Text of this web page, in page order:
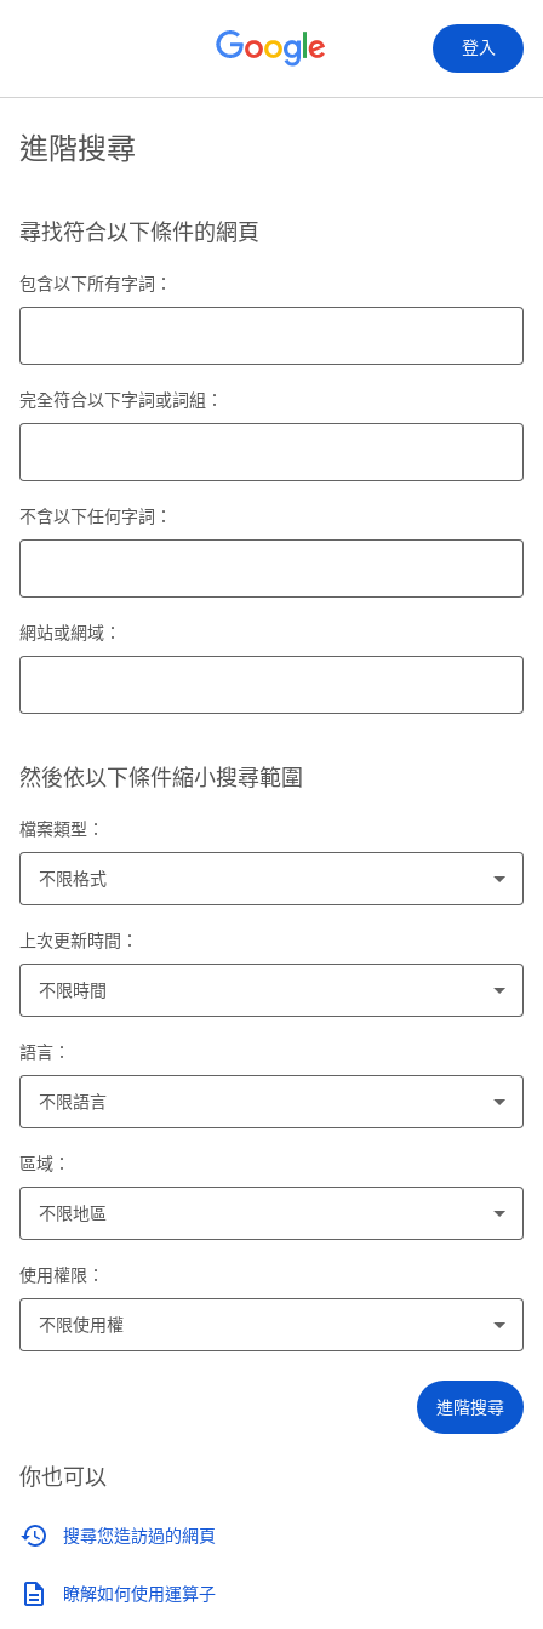
登入
進階搜尋
尋找符合以下條件的網頁
包含以下所有字詞：
完全符合以下字詞或詞組：
不含以下任何字詞：
網站或網域：
然後依以下條件縮小搜尋範圍
檔案類型：
不限格式
上次更新時間：
不限時間
語言：
不限語言
區域：
不限地區
使用權限：
不限使用權
進階搜尋
你也可以
搜尋您造訪過的網頁
瞭解如何使用運算子